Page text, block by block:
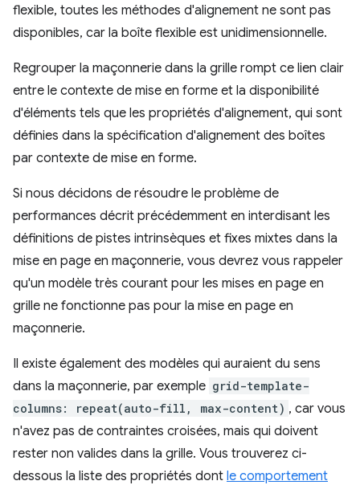
flexible, toutes les méthodes d'alignement ne sont pas
disponibles, car la boîte flexible est unidimensionnelle.
Regrouper la maçonnerie dans la grille rompt ce lien clair
entre le contexte de mise en forme et la disponibilité
d'éléments tels que les propriétés d'alignement, qui sont
définies dans la spécification d'alignement des boîtes
par contexte de mise en forme.
Si nous décidons de résoudre le problème de
performances décrit précédemment en interdisant les
définitions de pistes intrinsèques et fixes mixtes dans la
mise en page en maçonnerie, vous devrez vous rappeler
qu'un modèle très courant pour les mises en page en
grille ne fonctionne pas pour la mise en page en
maçonnerie.
Il existe également des modèles qui auraient du sens
dans la maçonnerie, par exemple grid-template-
columns: repeat(auto-fill, max-content) , car vous
n'avez pas de contraintes croisées, mais qui doivent
rester non valides dans la grille. Vous trouverez ci-
dessous la liste des propriétés dont le comportement